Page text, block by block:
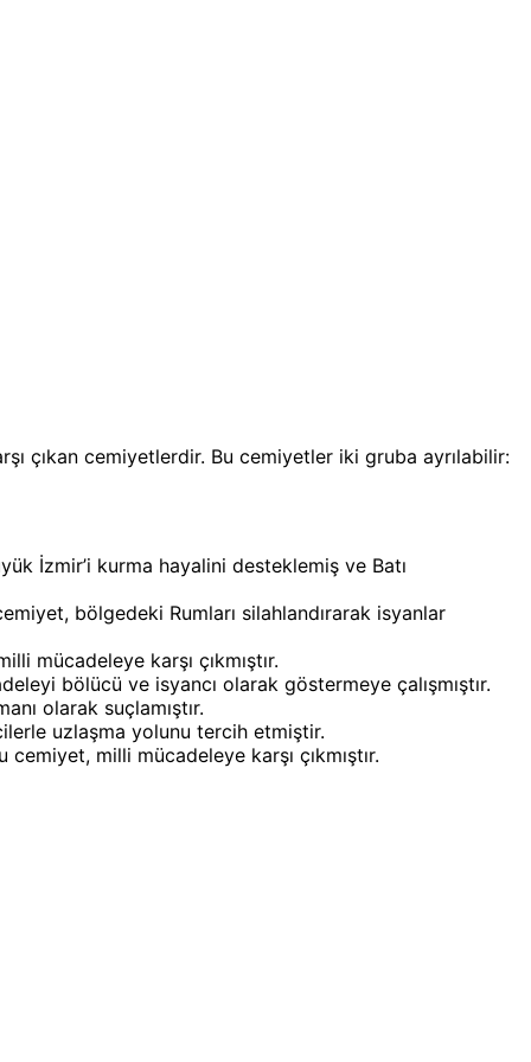
çıkan cemiyetlerdir. Bu cemiyetler iki gruba ayrılabilir:
İzmir’i kurma hayalini desteklemiş ve Batı
bölgedeki Rumları silahlandırarak isyanlar
mücadeleye karşı çıkmıştır.
bölücü ve isyancı olarak göstermeye çalışmıştır.
olarak suçlamıştır.
uzlaşma yolunu tercih etmiştir.
milli mücadeleye karşı çıkmıştır.